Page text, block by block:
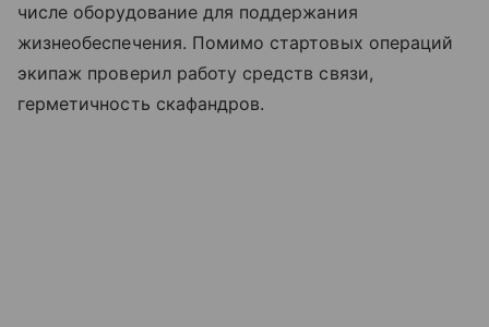
числе оборудование для поддержания
жизнеобеспечения. Помимо стартовых операций
экипаж проверил работу средств связи,
герметичность скафандров.